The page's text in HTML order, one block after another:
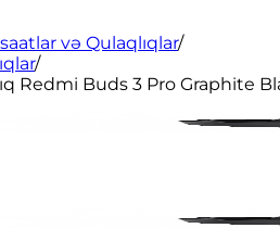
və Qulaqlıqlar/
/
Redmi Buds 3 Pro Graphite